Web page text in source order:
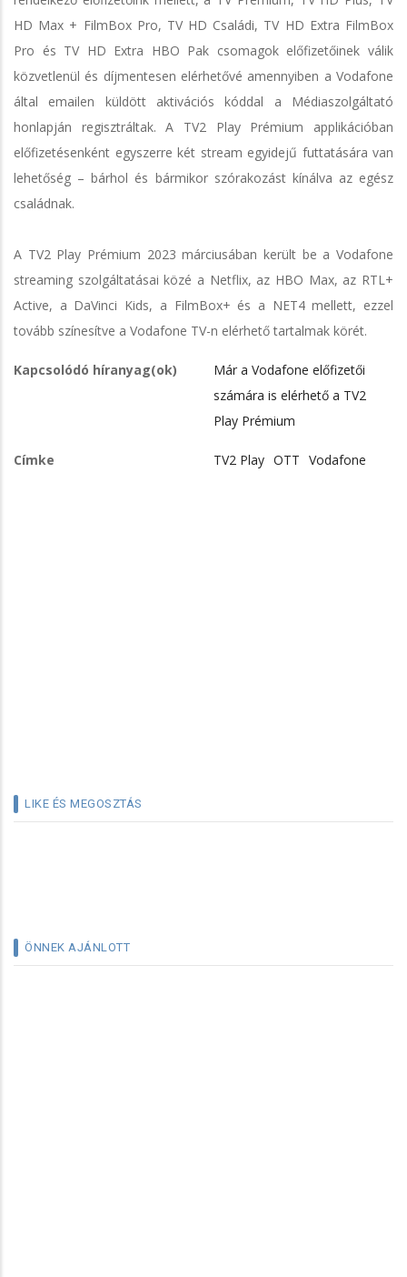
HD Max + FilmBox Pro, TV HD Családi, TV HD Extra FilmBox
Pro és TV HD Extra HBO Pak csomagok előfizetőinek válik
közvetlenül és díjmentesen elérhetővé amennyiben a Vodafone
által emailen küldött aktivációs kóddal a Médiaszolgáltató
honlapján regisztráltak. A TV2 Play Prémium applikációban
előfizetésenként egyszerre két stream egyidejű futtatására van
lehetőség – bárhol és bármikor szórakozást kínálva az egész
családnak.
A TV2 Play Prémium 2023 márciusában került be a Vodafone
streaming szolgáltatásai közé a Netflix, az HBO Max, az RTL+
Active, a DaVinci Kids, a FilmBox+ és a NET4 mellett, ezzel
tovább színesítve a Vodafone TV-n elérhető tartalmak körét.
Kapcsolódó híranyag(ok)
Már a Vodafone előfizetői
számára is elérhető a TV2
Play Prémium
Címke TV2 Play OTT Vodafone
LIKE ÉS MEGOSZTÁS
ÖNNEK AJÁNLOTT